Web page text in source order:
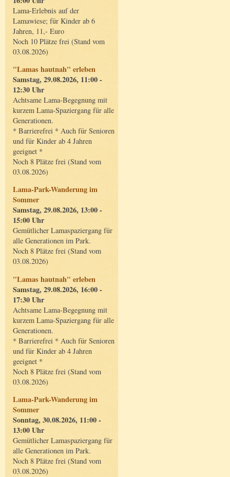
Lama-Erlebnis auf der
Lamawiese; für Kinder ab 6
Jahren, 11,- Euro
Noch 10 Plätze frei (Stand vom
03.08.2026)
"Lamas hautnah" erleben
Samstag, 29.08.2026, 11:00 -
12:30 Uhr
Achtsame Lama-Begegnung mit
kurzem Lama-Spaziergang für alle
Generationen.
* Barrierefrei * Auch für Senioren
und für Kinder ab 4 Jahren
geeignet *
Noch 8 Plätze frei (Stand vom
03.08.2026)
Lama-Park-Wanderung im
Sommer
Samstag, 29.08.2026, 13:00 -
15:00 Uhr
Gemütlicher Lamaspaziergang für
alle Generationen im Park.
Noch 8 Plätze frei (Stand vom
03.08.2026)
"Lamas hautnah" erleben
Samstag, 29.08.2026, 16:00 -
17:30 Uhr
Achtsame Lama-Begegnung mit
kurzem Lama-Spaziergang für alle
Generationen.
* Barrierefrei * Auch für Senioren
und für Kinder ab 4 Jahren
geeignet *
Noch 8 Plätze frei (Stand vom
03.08.2026)
Lama-Park-Wanderung im
Sommer
Sonntag, 30.08.2026, 11:00 -
13:00 Uhr
Gemütlicher Lamaspaziergang für
alle Generationen im Park.
Noch 8 Plätze frei (Stand vom
03.08.2026)